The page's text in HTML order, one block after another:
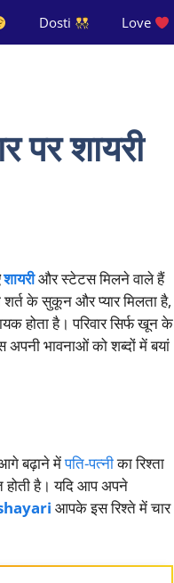
Dosti Love
शायरी
शायरीऔर स्टेटस मिलने वाले हैं
शर्त के सुकून और प्यार मिलता है,
होता है। परिवार सिर्फ खून के
भावनाओं को शब्दों में बयां
आगे बढ़ाने मेंपति-पत्नीका रिश्ता
होती है। यदि आप अपने
आपके इस रिश्ते में चार